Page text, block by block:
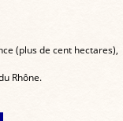
(plus de cent hectares),
Rhône.